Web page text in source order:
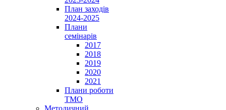
План заходів
2024-2025
Плани
семінарів
2017
2018
2019
2020
2021
Плани роботи
ТМО
Методичний